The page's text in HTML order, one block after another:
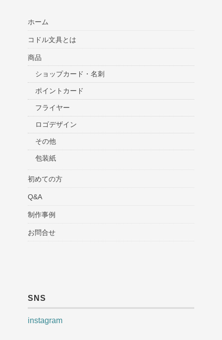
ホーム
コドル文具とは
商品
ショップカード・名刺
ポイントカード
フライヤー
ロゴデザイン
その他
包装紙
初めての方
Q&A
制作事例
お問合せ
SNS
instagram